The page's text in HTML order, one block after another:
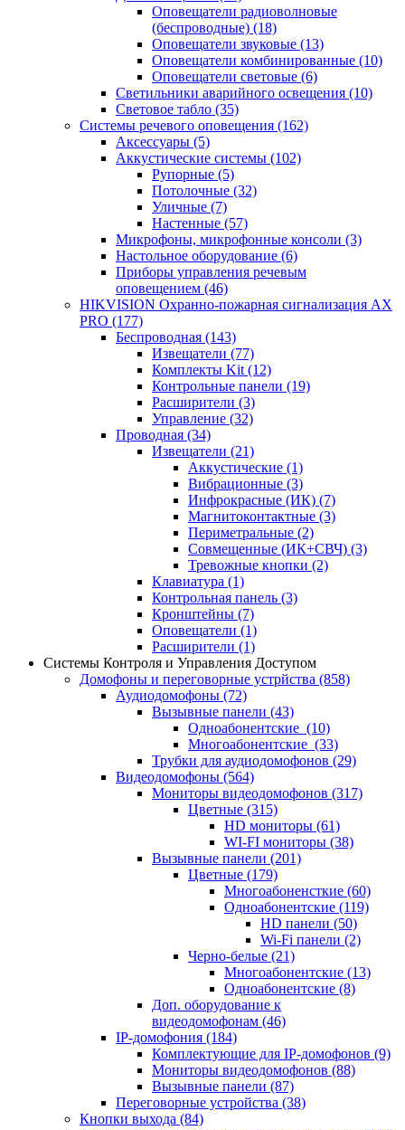
Оповещатели радиоволновые
(беспроводные) (18)
Оповещатели звуковые (13)
Оповещатели комбинированные (10)
Оповещатели световые (6)
Светильники аварийного освещения (10)
Световое табло (35)
Системы речевого оповещения (162)
Аксессуары (5)
Аккустические системы (102)
Рупорные (5)
Потолочные (32)
Уличные (7)
Настенные (57)
Микрофоны, микрофонные консоли (3)
Настольное оборудование (6)
Приборы управления речевым
оповещением (46)
HIKVISION Охранно-пожарная сигнализация AX
PRO (177)
Беспроводная (143)
Извещатели (77)
Комплекты Kit (12)
Контрольные панели (19)
Расширители (3)
Управление (32)
Проводная (34)
Извещатели (21)
Аккустические (1)
Вибрационные (3)
Инфрокрасные (ИК) (7)
Магнитоконтактные (3)
Периметральные (2)
Совмещенные (ИК+СВЧ) (3)
Тревожные кнопки (2)
Клавиатура (1)
Контрольная панель (3)
Кронштейны (7)
Оповещатели (1)
Расширители (1)
Системы Контроля и Управления Доступом
Домофоны и переговорные устрйства (858)
Аудиодомофоны (72)
Вызывные панели (43)
Одноабонентские (10)
Многоабонентские (33)
Трубки для аудиодомофонов (29)
Видеодомофоны (564)
Мониторы видеодомофонов (317)
Цветные (315)
HD мониторы (61)
WI-FI мониторы (38)
Вызывные панели (201)
Цветные (179)
Многоабоненсткие (60)
Одноабонентские (119)
HD панели (50)
Wi-Fi панели (2)
Черно-белые (21)
Многоабонентские (13)
Одноабонентские (8)
Доп. оборудование к
видеодомофонам (46)
IP-домофония (184)
Комплектующие для IP-домофонов (9)
Мониторы видеодомофонов (88)
Вызывные панели (87)
Переговорные устройства (38)
Кнопки выхода (84)